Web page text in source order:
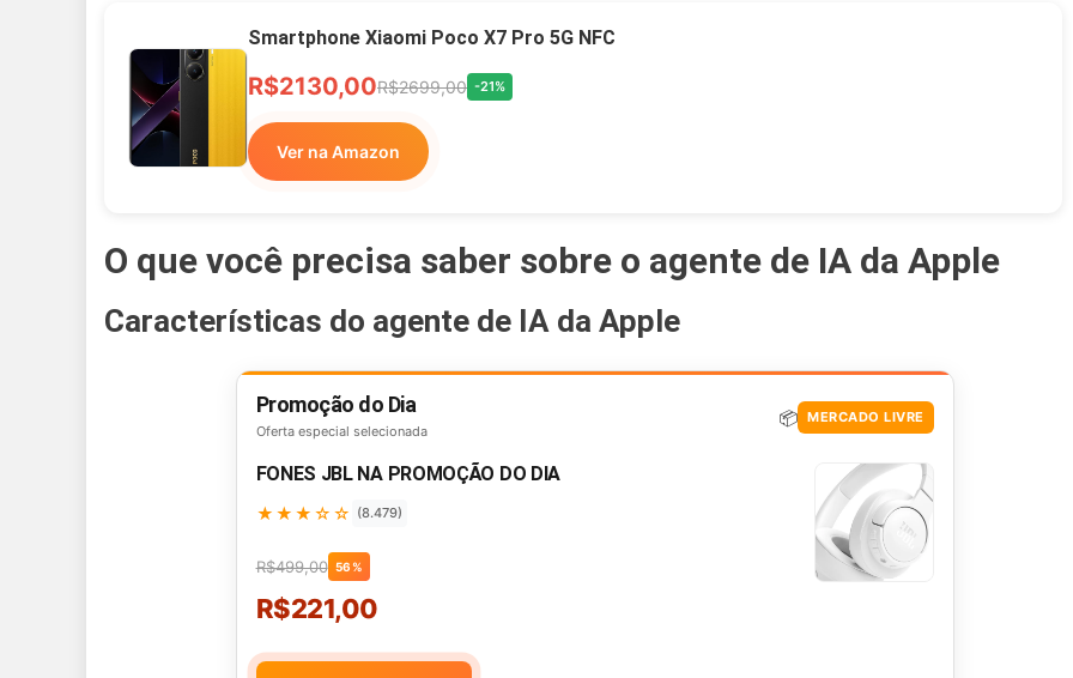
Smartphone Xiaomi Poco X7 Pro 5G NFC
R$2130,00R$2699,00 -21%
Ver na Amazon
O que você precisa saber sobre o agente de IA da Apple
Características do agente de IA da Apple
Promoção do Dia
Oferta especial selecionada
📦 MERCADO LIVRE
FONES JBL NA PROMOÇÃO DO DIA
★★★☆☆ (8.479)
R$499,00 56%
R$221,00